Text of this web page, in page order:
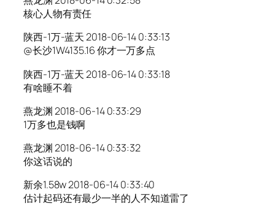
核心人物有责任
陕西-1万-蓝天 2018-06-14 0:33:13
@长沙1W4135.16 你才一万多点
陕西-1万-蓝天 2018-06-14 0:33:18
有啥睡不着
燕龙渊 2018-06-14 0:33:29
1万多也是钱啊
燕龙渊 2018-06-14 0:33:32
你这话说的
新余1.58w 2018-06-14 0:33:40
估计起码还有最少一半的人不知道雷了